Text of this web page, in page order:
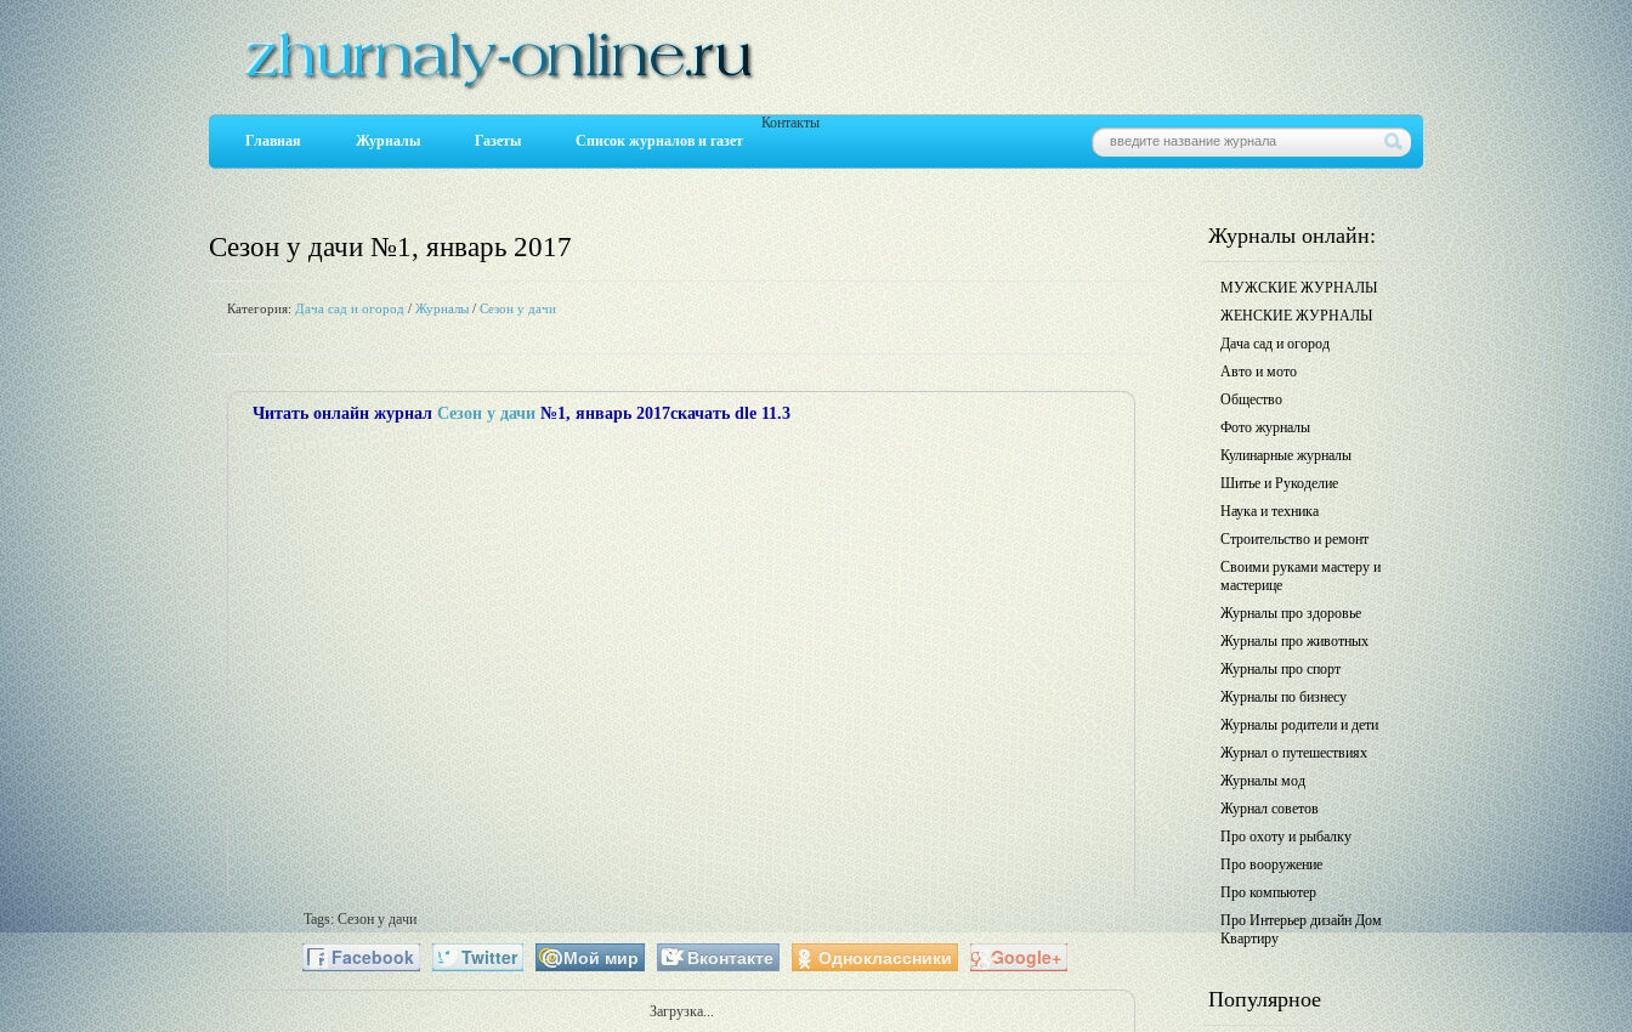
Главная Журналы Газеты Список журналов и газет
Контакты
Сезон у дачи №1, январь 2017
Категория: Дача сад и огород / Журналы / Сезон у дачи
Читать онлайн журнал Сезон у дачи №1, январь 2017скачать dle 11.3
Tags:Сезон у дачи
Facebook Twitter Мой мир Вконтакте Одноклассники Google+
Загрузка...
Журналы онлайн:
МУЖСКИЕ ЖУРНАЛЫ
ЖЕНСКИЕ ЖУРНАЛЫ
Дача сад и огород
Авто и мото
Общество
Фото журналы
Кулинарные журналы
Шитье и Рукоделие
Наука и техника
Строительство и ремонт
Своими руками мастеру и
мастерице
Журналы про здоровье
Журналы про животных
Журналы про спорт
Журналы по бизнесу
Журналы родители и дети
Журнал о путешествиях
Журналы мод
Журнал советов
Про охоту и рыбалку
Про вооружение
Про компьютер
Про Интерьер дизайн Дом
Квартиру
Популярное